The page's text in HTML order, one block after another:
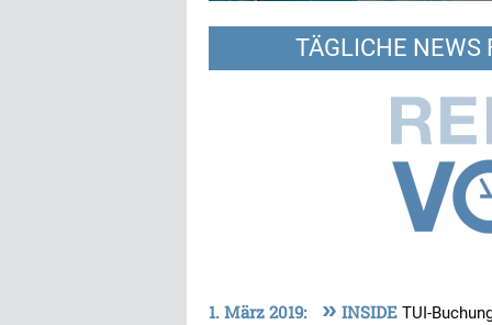
TÄGLICHE NEWS
1. März 2019: » INSIDE TUI-